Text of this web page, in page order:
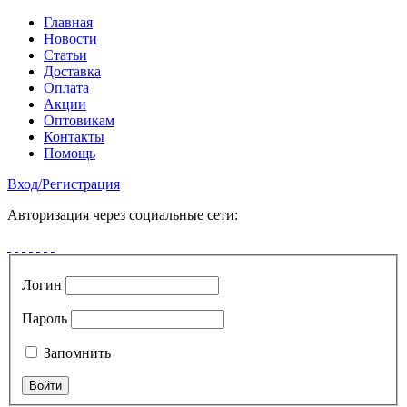
Главная
Новости
Статьи
Доставка
Оплата
Акции
Оптовикам
Контакты
Помощь
Вход/Регистрация
Авторизация через социальные сети:
Логин
Пароль
Запомнить